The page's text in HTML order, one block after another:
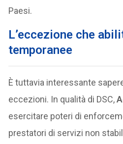
Paesi.
L’eccezione che
temporanee
È tuttavia interessante
eccezioni. In qualità di DSC,
esercitare poteri di
prestatori di servizi non